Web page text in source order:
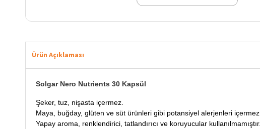
Ürün Açıklaması
Solgar Nero Nutrients 30 Kapsül
Şeker, tuz, nişasta içermez.
Maya, buğday, glüten ve süt ürünleri gibi potansiyel alerjenleri içermez.
Yapay aroma, renklendirici, tatlandırıcı ve koruyucular kullanılmamıştır.